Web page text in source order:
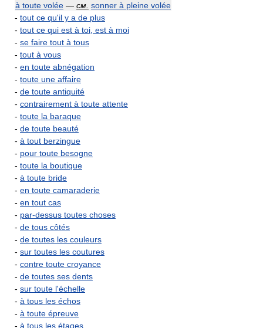
à toute volée — см. sonner à pleine volée
- tout ce qu'il y a de plus
- tout ce qui est à toi, est à moi
- se faire tout à tous
- tout à vous
- en toute abnégation
- toute une affaire
- de toute antiquité
- contrairement à toute attente
- toute la baraque
- de toute beauté
- à tout berzingue
- pour toute besogne
- toute la boutique
- à toute bride
- en toute camaraderie
- en tout cas
- par-dessus toutes choses
- de tous côtés
- de toutes les couleurs
- sur toutes les coutures
- contre toute croyance
- de toutes ses dents
- sur toute l'échelle
- à tous les échos
- à toute épreuve
- à tous les étages